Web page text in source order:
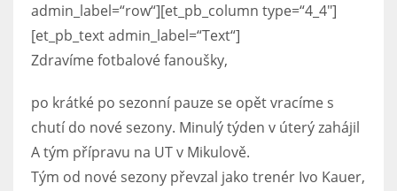
admin_label=“row“][et_pb_column type=“4_4″]
[et_pb_text admin_label=“Text“]
Zdravíme fotbalové fanoušky,
po krátké po sezonní pauze se opět vracíme s
chutí do nové sezony. Minulý týden v úterý zahájil
A tým přípravu na UT v Mikulově.
Tým od nové sezony převzal jako trenér Ivo Kauer,